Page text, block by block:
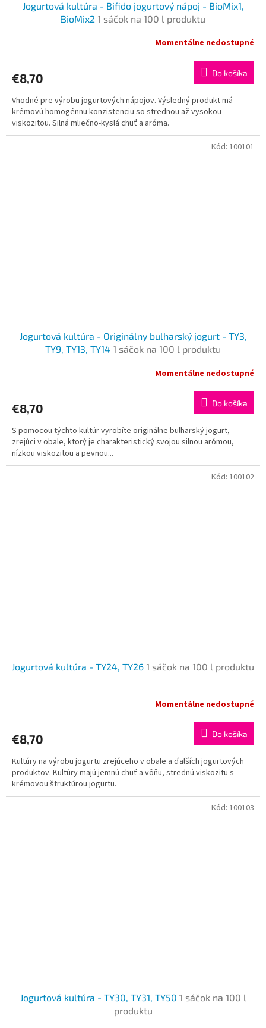
Jogurtová kultúra - Bifido jogurtový nápoj - ВioMix1,
ВioMix2 1 sáčok na 100 l produktu
Momentálne nedostupné
€8,70 Do košíka
Vhodné pre výrobu jogurtových nápojov. Výsledný produkt má
krémovú homogénnu konzistenciu so strednou až vysokou
viskozitou. Silná mliečno-kyslá chuť a aróma.
Jogurtová kultúra - Originálny bulharský jogurt - TY3,
TY9, TY13, TY14 1 sáčok na 100 l produktu
Momentálne nedostupné
€8,70 Do košíka
S pomocou týchto kultúr vyrobíte originálne bulharský jogurt,
zrejúci v obale, ktorý je charakteristický svojou silnou arómou,
nízkou viskozitou a pevnou...
Kód: 100101
Jogurtová kultúra - TY24, TY26 1 sáčok na 100 l produktu
Momentálne nedostupné
€8,70 Do košíka
Kultúry na výrobu jogurtu zrejúceho v obale a ďalších jogurtových
produktov. Kultúry majú jemnú chuť a vôňu, strednú viskozitu s
krémovou štruktúrou jogurtu.
Kód: 100102
Jogurtová kultúra - TY30, TY31, TY50 1 sáčok na 100 l
produktu
Kód: 100103